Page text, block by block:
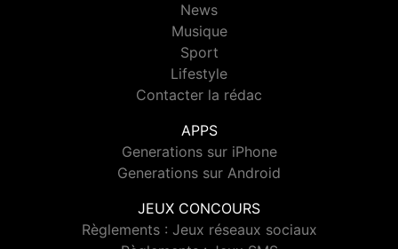
News
Musique
Sport
Lifestyle
Contacter la rédac
APPS
Generations sur iPhone
Generations sur Android
JEUX CONCOURS
Règlements : Jeux réseaux sociaux